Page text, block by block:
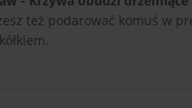
też podarować komuś w